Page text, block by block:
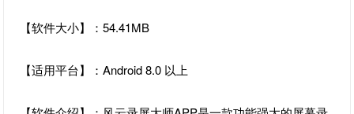
【软件大小】：54.41MB
【适用平台】：Android 8.0 以上